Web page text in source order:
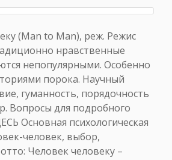
(Man to Man), реж. Режис
нравственные
непопулярными. Особенно
порока. Научный
гуманность, порядочность
Вопросы для подробного
Основная психологическая
человек, выбор,
Человек человеку –